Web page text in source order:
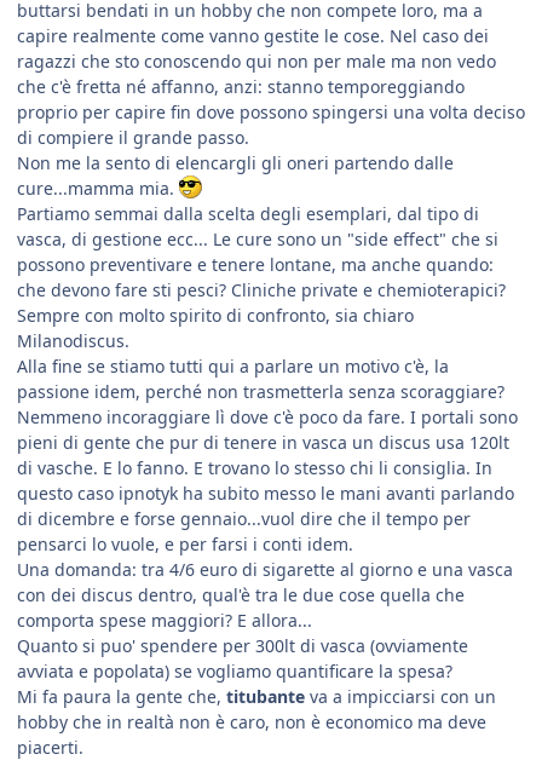
buttarsi bendati in un hobby che non compete loro, ma a
capire realmente come vanno gestite le cose. Nel caso dei
ragazzi che sto conoscendo qui non per male ma non vedo
che c'è fretta né affanno, anzi: stanno temporeggiando
proprio per capire fin dove possono spingersi una volta deciso
di compiere il grande passo.
Non me la sento di elencargli gli oneri partendo dalle
cure...mamma mia.
Partiamo semmai dalla scelta degli esemplari, dal tipo di
vasca, di gestione ecc... Le cure sono un "side effect" che si
possono preventivare e tenere lontane, ma anche quando:
che devono fare sti pesci? Cliniche private e chemioterapici?
Sempre con molto spirito di confronto, sia chiaro
Milanodiscus.
Alla fine se stiamo tutti qui a parlare un motivo c'è, la
passione idem, perché non trasmetterla senza scoraggiare?
Nemmeno incoraggiare lì dove c'è poco da fare. I portali sono
pieni di gente che pur di tenere in vasca un discus usa 120lt
di vasche. E lo fanno. E trovano lo stesso chi li consiglia. In
questo caso ipnotyk ha subito messo le mani avanti parlando
di dicembre e forse gennaio...vuol dire che il tempo per
pensarci lo vuole, e per farsi i conti idem.
Una domanda: tra 4/6 euro di sigarette al giorno e una vasca
con dei discus dentro, qual'è tra le due cose quella che
comporta spese maggiori? E allora...
Quanto si puo' spendere per 300lt di vasca (ovviamente
avviata e popolata) se vogliamo quantificare la spesa?
Mi fa paura la gente che, titubante va a impicciarsi con un
hobby che in realtà non è caro, non è economico ma deve
piacerti.